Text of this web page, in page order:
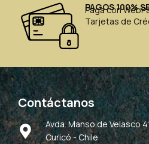
PAGOS 100%
Paga con
Tarjetas de
Contáctanos
Avda. Manso de Velasco
Curicó - Chile